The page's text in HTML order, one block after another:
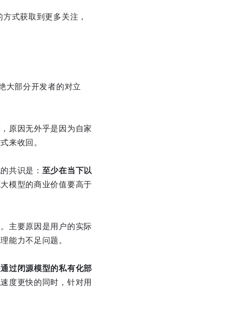
式获取到更多关注，
大部分开发者的对立
原因无外乎是因为自家
来收回。
共识是： 至少在当下以
模型的商业价值要高于
主要原因是用户的实际
能力不足问题。
过闭源模型的私有化部
度更快的同时，针对用